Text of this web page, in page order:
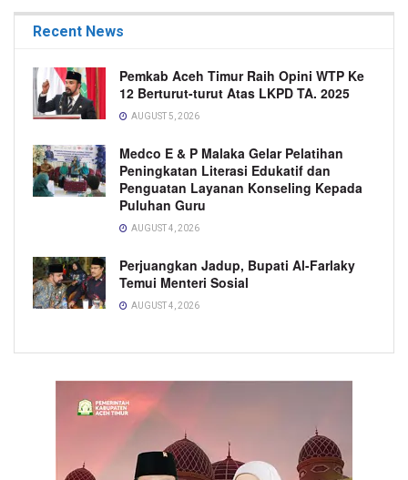
Recent News
Pemkab Aceh Timur Raih Opini WTP Ke
12 Berturut-turut Atas LKPD TA. 2025
AUGUST 5, 2026
Medco E & P Malaka Gelar Pelatihan
Peningkatan Literasi Edukatif dan
Penguatan Layanan Konseling Kepada
Puluhan Guru
AUGUST 4, 2026
Perjuangkan Jadup, Bupati Al-Farlaky
Temui Menteri Sosial
AUGUST 4, 2026